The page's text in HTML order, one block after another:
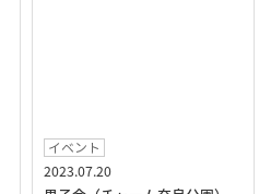
イベント
2023.07.20